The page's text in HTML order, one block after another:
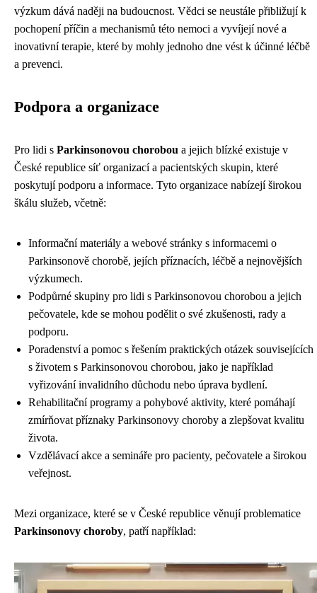
výzkum dává naději na budoucnost. Vědci se neustále přibližují k
pochopení příčin a mechanismů této nemoci a vyvíjejí nové a
inovativní terapie, které by mohly jednoho dne vést k účinné léčbě
a prevenci.
Podpora a organizace
Pro lidi s Parkinsonovou chorobou a jejich blízké existuje v
České republice síť organizací a pacientských skupin, které
poskytují podporu a informace. Tyto organizace nabízejí širokou
škálu služeb, včetně:
Informační materiály a webové stránky s informacemi o
Parkinsonově chorobě, jejích příznacích, léčbě a nejnovějších
výzkumech.
Podpůrné skupiny pro lidi s Parkinsonovou chorobou a jejich
pečovatele, kde se mohou podělit o své zkušenosti, rady a
podporu.
Poradenství a pomoc s řešením praktických otázek souvisejících
s životem s Parkinsonovou chorobou, jako je například
vyřizování invalidního důchodu nebo úprava bydlení.
Rehabilitační programy a pohybové aktivity, které pomáhají
zmírňovat příznaky Parkinsonovy choroby a zlepšovat kvalitu
života.
Vzdělávací akce a semináře pro pacienty, pečovatele a širokou
veřejnost.
Mezi organizace, které se v České republice věnují problematice
Parkinsonovy choroby, patří například: